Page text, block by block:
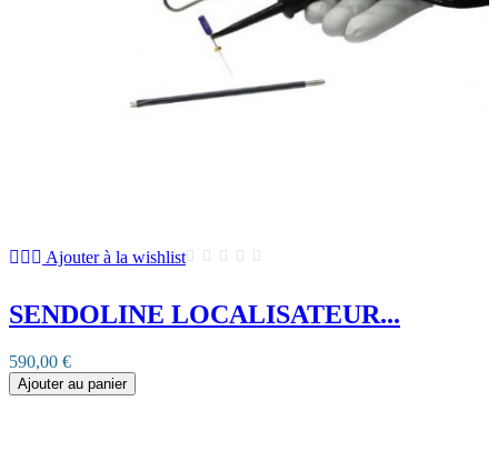
Ajouter à la wishlist
SENDOLINE LOCALISATEUR...
590,00 €
Ajouter au panier